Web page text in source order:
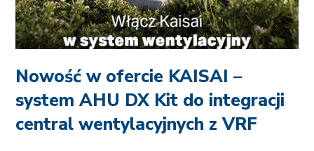
Nowość w ofercie KAISAI –
system AHU DX Kit do integracji
central wentylacyjnych z VRF